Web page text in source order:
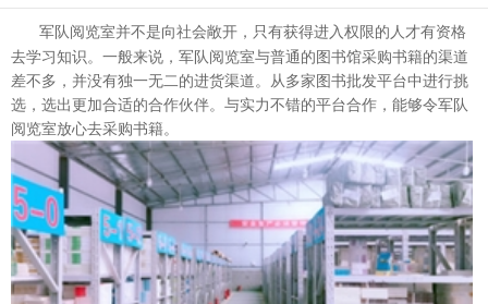
军队阅览室并不是向社会敞开，只有获得进入权限的人才有资格
去学习知识。一般来说，军队阅览室与普通的图书馆采购书籍的渠道
差不多，并没有独一无二的进货渠道。从多家图书批发平台中进行挑
选，选出更加合适的合作伙伴。与实力不错的平台合作，能够令军队
阅览室放心去采购书籍。